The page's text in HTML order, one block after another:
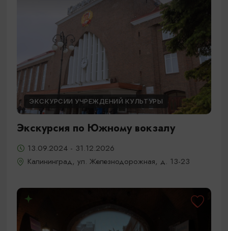
ЭКСКУРСИИ УЧРЕЖДЕНИЙ КУЛЬТУРЫ
Экскурсия по Южному вокзалу
13.09.2024 - 31.12.2026
Калининград, ул. Железнодорожная, д. 13-23